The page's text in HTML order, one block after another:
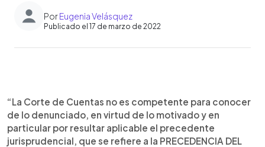
PorEugenia Velásquez
Publicado el 17 de marzo de 2022
► Escuchar artículo
“La Corte de Cuentas no es competente para conocer
de lo denunciado, en virtud de lo motivado y en
particular por resultar aplicable el precedente
jurisprudencial, que se refiere a la PRECEDENCIA DEL